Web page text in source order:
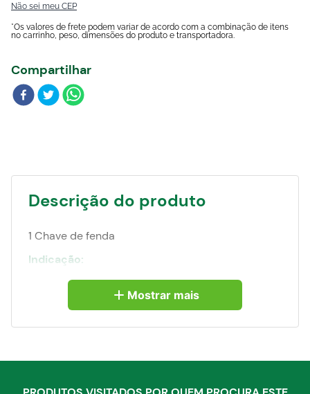
Não sei meu CEP
*Os valores de frete podem variar de acordo com a combinação de itens
no carrinho, peso, dimensões do produto e transportadora.
Compartilhar
Descrição do produto
1 Chave de fenda
Indicação:
Indicada para fixar e soltar parafusos com fenda
Produzida em aço cromo vanádio,
Possui acabamento niquelado que confere maior
ponta magnetizada que facilita tanto a colocação
Mostrar mais
Blog